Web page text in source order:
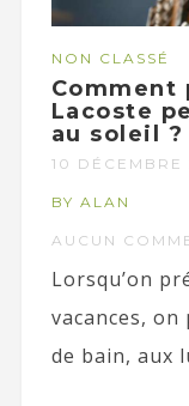
NON CLASSÉ
Comment
Lacoste
au soleil ?
10 DÉCEMBRE
BY ALAN
AUCUN
Lorsqu’on
vacances,
de bain, aux